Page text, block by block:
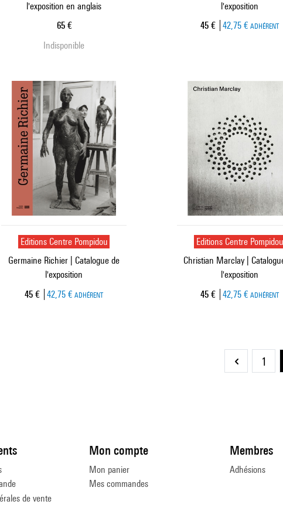
l'exposition en anglais
Prix ​​actuel
65 €
Indisponible
l'exposition
Prix ​​actuel
45 € 42,75 € ADHÉRENT
Editions Centre Pompidou
Germaine Richier | Catalogue de
l'exposition
Prix ​​actuel
45 € 42,75 € ADHÉRENT
Editions Centre Pompidou
Christian Marclay |
l'exposition
Prix ​​actuel
45 € 42,75 € ADHÉRENT
1
de vente
Mon compte
Mon panier
Mes commandes
Membres
Adhésions